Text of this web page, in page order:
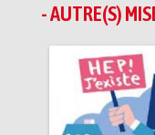
- AUTRE(S)